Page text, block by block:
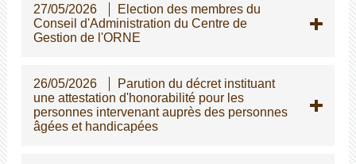
27/05/2026
Election des membres du
Conseil d'Administration du Centre de
Gestion de l'ORNE
26/05/2026
Parution du décret instituant
une attestation d'honorabilité pour les
personnes intervenant auprès des personnes
gées et handicapées